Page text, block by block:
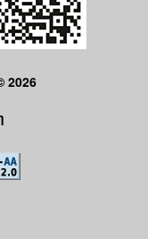
2026